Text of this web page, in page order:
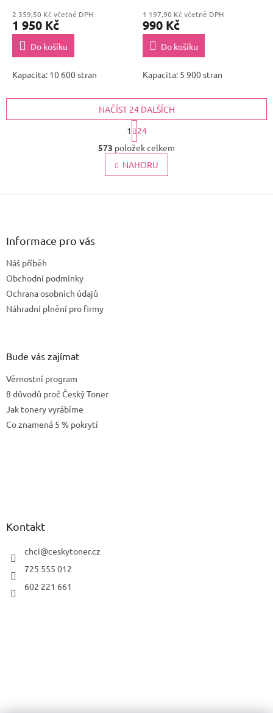
2 359,50 Kč včetně DPH
1 950 Kč
Do košíku
Kapacita: 10 600 stran
1 197,90 Kč včetně DPH
990 Kč
Do košíku
Kapacita: 5 900 stran
O
v
l
á
NAČÍST 24 DALŠÍCH
S
t
r
á
n
k
v
1
24
573 položek celkem
NAHORU
Z
Informace pro vás
Náš příběh
Obchodní podmínky
Ochrana osobních údajů
Náhradní plnění pro firmy
Bude vás zajímat
Věrnostní program
8 důvodů proč Český Toner
Jak tonery vyrábíme
Co znamená 5 % pokrytí
Kontakt
chci@ceskytoner.cz
725 555 012
602 221 661